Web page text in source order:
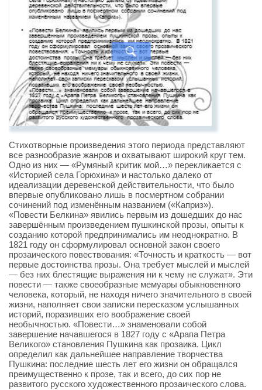
Стихотворные произведения этого периода представляют
все разнообразие жанров и охватывают широкий круг тем.
Одно из них — «Румяный критик мой…» перекликается с
«Историей села Горюхина» и настолько далеко от
идеализации деревенской действительности, что было
впервые опубликовано лишь в посмертном собрании
сочинений под изменённым названием («Каприз»).
«Повести Белкина» явились первым из дошедших до нас
завершённым произведением пушкинской прозы, опыты к
созданию которой предпринимались им неоднократно. В
1821 году он сформулировал основной закон своего
прозаического повествования: «Точность и краткость — вот
первые достоинства прозы. Она требует мыслей и мыслей
— без них блестящие выражения ни к чему не служат». Эти
повести — также своеобразные мемуары обыкновенного
человека, который, не находя ничего значительного в своей
жизни, наполняет свои записки пересказом услышанных
историй, поразивших его воображение своей
необычностью. «Повести…» знаменовали собой
завершение начавшегося в 1827 году с «Арапа Петра
Великого» становления Пушкина как прозаика. Цикл
определил как дальнейшее направление творчества
Пушкина: последние шесть лет его жизни он обращался
преимущественно к прозе, так и всего, до сих пор не
развитого русского художественного прозаического слова.